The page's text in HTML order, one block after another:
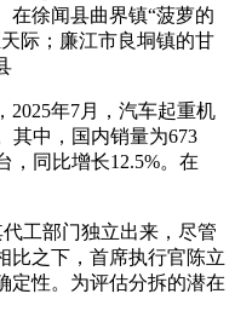
在徐闻县曲界镇“菠萝的
际；廉江市良垌镇的甘
2025年7月，汽车起重机
其中，国内销量为673
，同比增长12.5%。在
工部门独立出来，尽管
比之下，首席执行官陈立
定性。为评估分拆的潜在